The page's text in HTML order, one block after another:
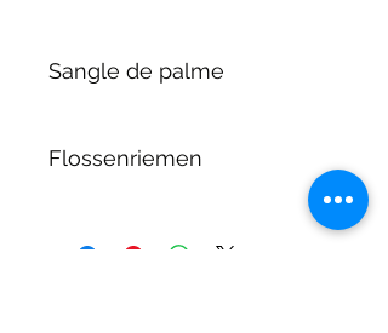
Sangle de palme
Flossenriemen